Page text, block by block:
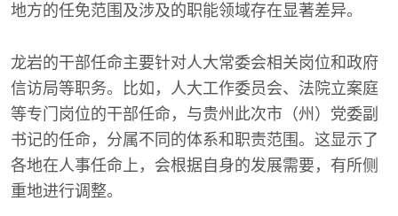
地方的任免范围及涉及的职能领域存在显著差异。
龙岩的干部任命主要针对人大常委会相关岗位和政府
信访局等职务。比如，人大工作委员会、法院立案庭
等专门岗位的干部任命，与贵州此次市（州）党委副
书记的任命，分属不同的体系和职责范围。这显示了
各地在人事任命上，会根据自身的发展需要，有所侧
重地进行调整。